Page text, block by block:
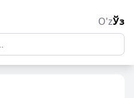
O'zЎз